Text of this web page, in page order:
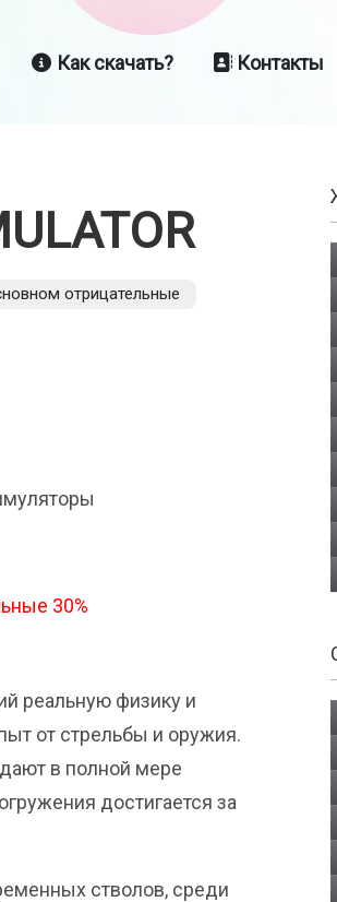
Как скачать? Контакты
отрицательные
30%
реальную физику и
от стрельбы и оружия.
в полной мере
достигается за
стволов, среди